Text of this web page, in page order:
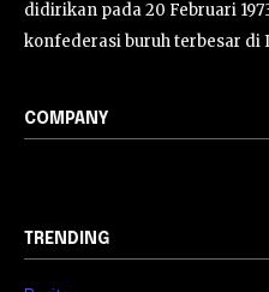
didirikan pada 20 Februari
konfederasi buruh terbesar di
COMPANY
TRENDING